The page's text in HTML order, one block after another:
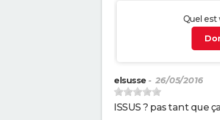
Quel est
elsusse - 26/05/2016
ISSUS ? pas tant que